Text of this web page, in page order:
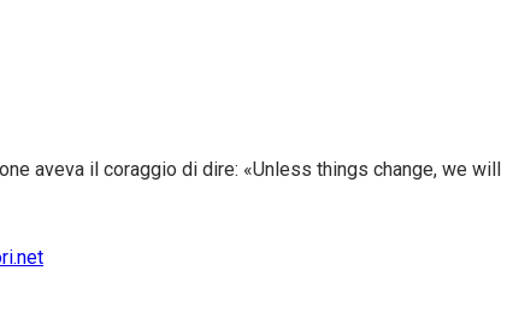
aveva il coraggio di dire: «Unless things change, we will